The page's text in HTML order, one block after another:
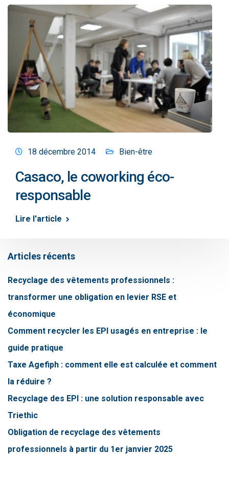
18 décembre 2014 Bien-être
Casaco, le coworking éco-
responsable
Lire l'article
Articles récents
Recyclage des vêtements professionnels :
transformer une obligation en levier RSE et
économique
Comment recycler les EPI usagés en entreprise : le
guide pratique
Taxe Agefiph : comment elle est calculée et comment
la réduire ?
Recyclage des EPI : une solution responsable avec
Triethic
Obligation de recyclage des vêtements
professionnels à partir du 1er janvier 2025